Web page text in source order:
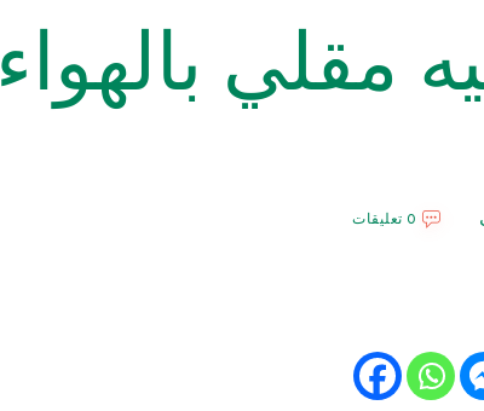
مقلي بالهواء
0 تعليقات